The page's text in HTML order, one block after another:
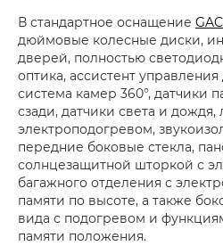
В стандартное оснащение
дюймовые колесные диски,
дверей, полностью
оптика, ассистент
система камер 360°, датчики
сзади, датчики света и дождя,
электроподогревом,
передние боковые стекла,
солнцезащитной шторкой с
багажного отделения с
памяти по высоте, а также
вида с подогревом и
памяти положения.